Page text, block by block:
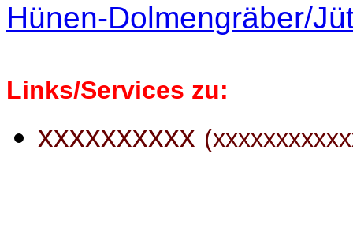
Hünen-Dolmengräber/
Links/Services zu:
xxxxxxxxxx